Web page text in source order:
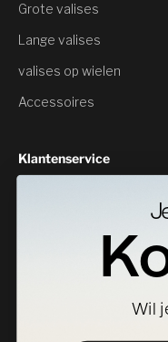
Grote valises
Lange valises
valises op wielen
Accessoires
Klantenservice
Specificaties Downloads
Distributeur wordenWil